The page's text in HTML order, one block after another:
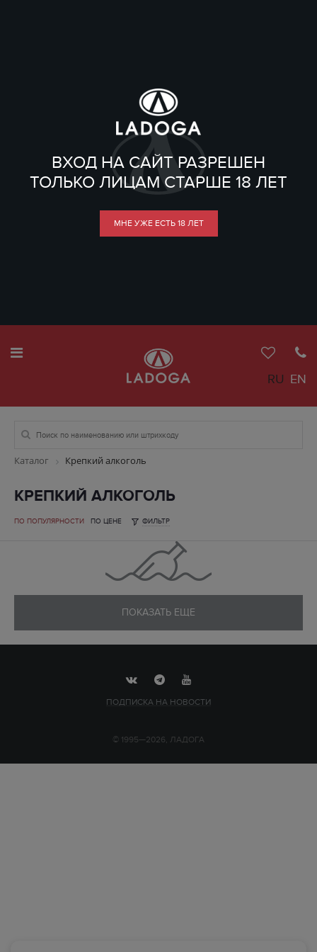
ВХОД НА САЙТ РАЗРЕШЕН
ТОЛЬКО ЛИЦАМ СТАРШЕ 18 ЛЕТ
МНЕ УЖЕ ЕСТЬ 18 ЛЕТ
RU EN
Каталог Крепкий алкоголь
КРЕПКИЙ АЛКОГОЛЬ
ПО ПОПУЛЯРНОСТИ ПО ЦЕНЕ ФИЛЬТР
ПОКАЗАТЬ ЕЩЕ
ПОДПИСКА НА НОВОСТИ
© 1995—2026, ЛАДОГА